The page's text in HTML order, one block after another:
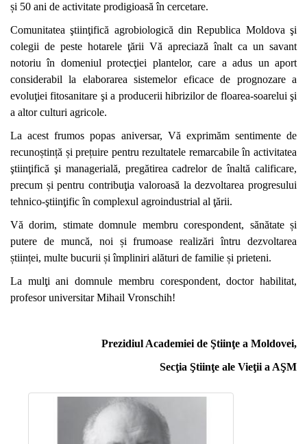
și 50 ani de activitate prodigioasă în cercetare.
Comunitatea ştiinţifică agrobiologică din Republica Moldova şi
colegii de peste hotarele ţării Vă apreciază înalt ca un savant
notoriu în domeniul protecţiei plantelor, care a adus un aport
considerabil la elaborarea sistemelor eficace de prognozare a
evoluţiei fitosanitare şi a producerii hibrizilor de floarea-soarelui şi
a altor culturi agricole.
La acest frumos popas aniversar, Vă exprimăm sentimente de
recunoștință și prețuire pentru rezultatele remarcabile în activitatea
ştiinţifică şi managerială, pregătirea cadrelor de înaltă calificare,
precum și pentru contribuţia valoroasă la dezvoltarea progresului
tehnico-ştiinţific în complexul agroindustrial al ţării.
Vă dorim, stimate domnule membru corespondent, sănătate și
putere de muncă, noi și frumoase realizări întru dezvoltarea
științei, multe bucurii și împliniri alături de familie și prieteni.
La mulţi ani domnule membru corespondent, doctor habilitat,
profesor universitar Mihail Vronschih!
Prezidiul Academiei de Ştiinţe a Moldovei,
Secţia Ştiinţe ale Vieţii a AŞM